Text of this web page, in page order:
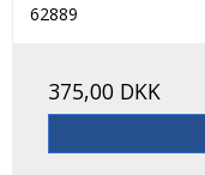
62889
375,00 DKK